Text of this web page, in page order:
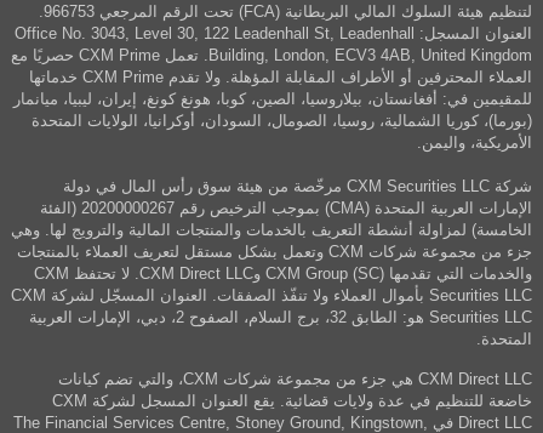
لتنظيم هيئة السلوك المالي البريطانية (FCA) تحت الرقم المرجعي 966753.
العنوان المسجل: Office No. 3043, Level 30, 122 Leadenhall St, Leadenhall
Building, London, ECV3 4AB, United Kingdom. تعمل CXM Prime حصريًا مع
العملاء المحترفين أو الأطراف المقابلة المؤهلة. ولا تقدم CXM Prime خدماتها
للمقيمين في: أفغانستان، بيلاروسيا، الصين، كوبا، هونغ كونغ، إيران، ليبيا، ميانمار
(بورما)، كوريا الشمالية، روسيا، الصومال، السودان، أوكرانيا، الولايات المتحدة
الأمريكية، واليمن.
شركة CXM Securities LLC مرخّصة من هيئة سوق رأس المال في دولة
الإمارات العربية المتحدة (CMA) بموجب الترخيص رقم 20200000267 (الفئة
الخامسة) لمزاولة أنشطة التعريف بالخدمات والمنتجات المالية والترويج لها. وهي
جزء من مجموعة شركات CXM وتعمل بشكل مستقل لتعريف العملاء بالمنتجات
والخدمات التي تقدمها CXM Group (SC) وCXM Direct LLC. لا تحتفظ CXM
Securities LLC بأموال العملاء ولا تنفّذ الصفقات. العنوان المسجّل لشركة CXM
Securities LLC هو: الطابق 32، برج السلام، الصفوح 2، دبي، الإمارات العربية
المتحدة.
CXM Direct LLC هي جزء من مجموعة شركات CXM، والتي تضم كيانات
خاضعة للتنظيم في عدة ولايات قضائية. يقع العنوان المسجل لشركة CXM
Direct LLC في The Financial Services Centre, Stoney Ground, Kingstown,